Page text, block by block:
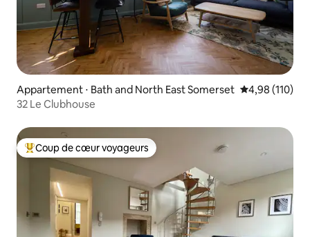
Appartement ⋅ Bath and North East Somerset Évaluation
4,98 (110)
32 Le Clubhouse
Coups de cœur voyageurs les plus appréciés
Coup de cœur voyageurs